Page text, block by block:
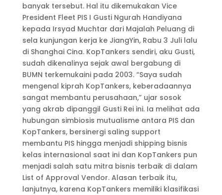
banyak tersebut. Hal itu dikemukakan Vice
President Fleet PIS I Gusti Ngurah Handiyana
kepada Irsyad Muchtar dari Majalah Peluang di
sela kunjungan kerja ke JiangYin, Rabu 3 Juli lalu
di Shanghai Cina. KopTankers sendiri, aku Gusti,
sudah dikenalinya sejak awal bergabung di
BUMN terkemukaini pada 2003. “Saya sudah
mengenal kiprah KopTankers, keberadaannya
sangat membantu perusahaan,” ujar sosok
yang akrab dipanggil Gusti Rei ini. Ia melihat ada
hubungan simbiosis mutualisme antara PIS dan
KopTankers, bersinergi saling support
membantu PIS hingga menjadi shipping bisnis
kelas internasional saat ini dan KopTankers pun
menjadi salah satu mitra bisnis terbaik di dalam
List of Approval Vendor. Alasan terbaik itu,
lanjutnya, karena KopTankers memiliki klasifikasi